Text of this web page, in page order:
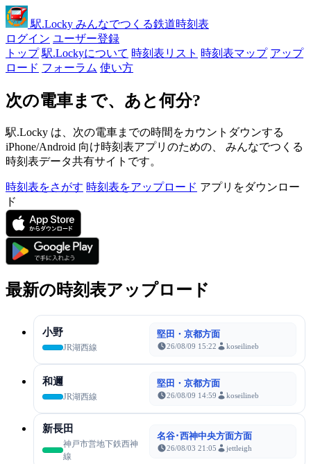
駅.Locky みんなでつくる鉄道時刻表
ログイン ユーザー登録
トップ 駅.Lockyについて 時刻表リスト 時刻表マップ アップ
ロード フォーラム 使い方
次の電車まで、あと何分?
駅.Locky は、次の電車までの時間をカウントダウンする
iPhone/Android 向け時刻表アプリのための、 みんなでつくる
時刻表データ共有サイトです。
時刻表をさがす 時刻表をアップロード アプリをダウンロー
ド
最新の時刻表アップロード
小野
JR湖西線
堅田・京都方面
26/08/09 15:22 koseilineb
和邇
JR湖西線
堅田・京都方面
26/08/09 14:59 koseilineb
新長田
神戸市営地下鉄西神
線
名谷･西神中央方面方面
26/08/03 21:05 jettleigh